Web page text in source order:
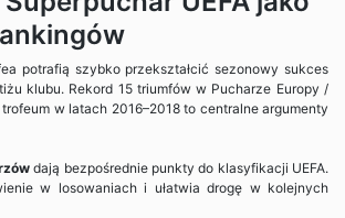
potrafią szybko przekształcić sezonowy sukces
klubu. Rekord 15 triumfów w Pucharze Europy /
w latach 2016–2018 to centralne argumenty
dają bezpośrednie punkty do klasyfikacji UEFA.
w losowaniach i ułatwia drogę w kolejnych